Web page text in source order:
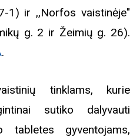
1) ir ,,Norfos vaistinėje"
g. 2 ir Žeimių g. 26).
.
tinklams, kurie
sutiko dalyvauti
tabletes gyventojams,